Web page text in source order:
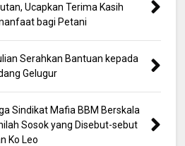
Ucapkan Terima Kasih
bagi Petani
Serahkan Bantuan kepada
Gelugur
Sindikat Mafia BBM Berskala
Sosok yang Disebut-sebut
Ko Leo